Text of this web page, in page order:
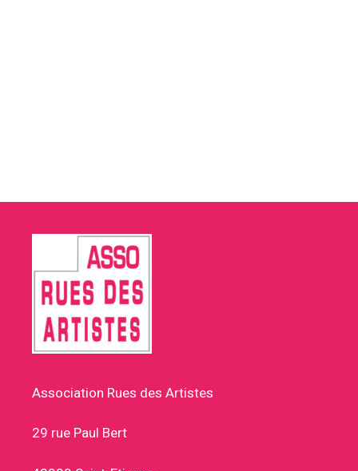
Association Rues des Artistes
29 rue Paul Bert